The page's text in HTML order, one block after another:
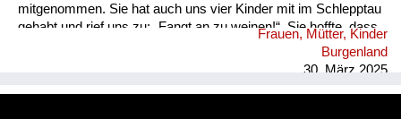
mitgenommen. Sie hat auch uns vier Kinder mit im Schlepptau
gehabt und rief uns zu: „Fangt an zu weinen!“. Sie hoffte, dass
wir damit Mitleid erregen könnten. Wir folgten ihr, aber einer
meiner Brüder war widerspenstig – er hat sich geweigert zu
Frauen, Mütter, Kinder
Burgenland
30. März 2025